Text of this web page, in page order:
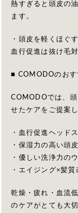
熱すぎると頭皮の
ます。
・頭皮を軽くほぐ
血行促進は抜け毛
■ COMODOのおす
COMODOでは、
せたケアをご提案
・血行促進ヘッド
・保湿力の高い頭
・優しい洗浄力の
・エイジング×髪
乾燥・疲れ・血流
のケアがとても大